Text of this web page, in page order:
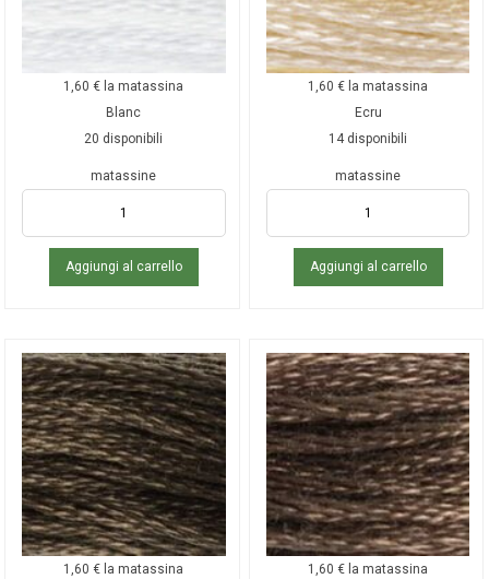
1,60€ la matassina
Blanc
20 disponibili
matassine
Aggiungi al carrello
1,60€ la matassina
Ecru
14 disponibili
matassine
Aggiungi al carrello
1,60€ la matassina
1,60€ la matassina